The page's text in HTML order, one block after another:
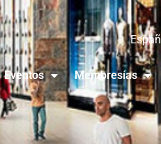
Eventos Membresías